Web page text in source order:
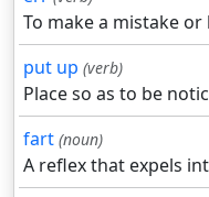
To make a mistake
put up (verb)
Place so as to be
fart (noun)
A reflex that expels